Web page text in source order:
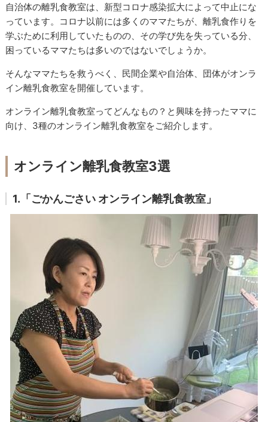
自治体の離乳食教室は、新型コロナ感染拡大によって中止にな
っています。コロナ以前には多くのママたちが、離乳食作りを
学ぶために利用していたものの、その学び先を失っている分、
困っているママたちは多いのではないでしょうか。
そんなママたちを救うべく、民間企業や自治体、団体がオンラ
イン離乳食教室を開催しています。
オンライン離乳食教室ってどんなもの？と興味を持ったママに
向け、3種のオンライン離乳食教室をご紹介します。
オンライン離乳食教室3選
1.「ごかんごさい オンライン離乳食教室」